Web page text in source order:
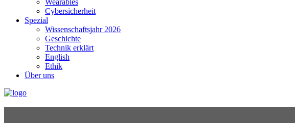
Wearables
Cybersicherheit
Spezial
Wissenschaftsjahr 2026
Geschichte
Technik erklärt
English
Ethik
Über uns